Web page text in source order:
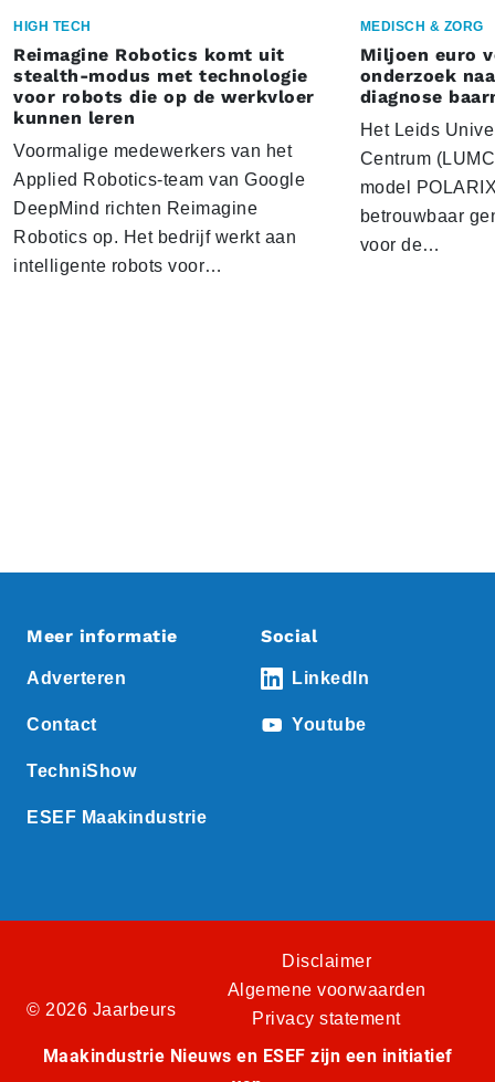
HIGH TECH
Reimagine Robotics komt uit
stealth-modus met technologie
voor robots die op de werkvloer
kunnen leren
Voormalige medewerkers van het
Applied Robotics-team van Google
DeepMind richten Reimagine
Robotics op. Het bedrijf werkt aan
intelligente robots voor…
MEDISCH & ZORG
Miljoen euro
onderzoek
diagnose
Het Leids
Centrum
model
betrouwbaar
voor de…
Meer informatie
Adverteren
Contact
TechniShow
ESEF Maakindustrie
Social
LinkedIn
Youtube
© 2026 Jaarbeurs
Disclaimer
Algemene voorwaarden
Privacy statement
Maakindustrie Nieuws en ESEF zijn een initiatief